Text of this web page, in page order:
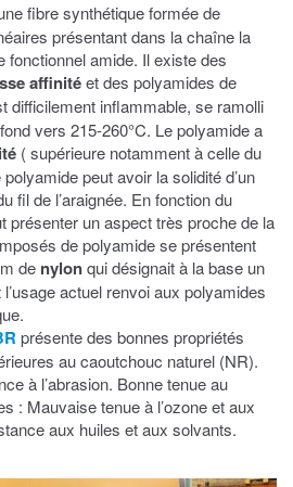
fibre synthétique formée de
présentant dans la chaîne la
fonctionnel amide. Il existe des
affinitéet des polyamides de
difficilement inflammable, se ramolli
vers 215-260°C. Le polyamide a
( supérieure notamment à celle du
peut avoir la solidité d’un
fil de l’araignée. En fonction du
présenter un aspect très proche de la
de polyamide se présentent
de nylonqui désignait à la base un
actuel renvoi aux polyamides
présente des bonnes propriétés
au caoutchouc naturel (NR).
à l’abrasion. Bonne tenue au
: Mauvaise tenue à l’ozone et aux
aux huiles et aux solvants.